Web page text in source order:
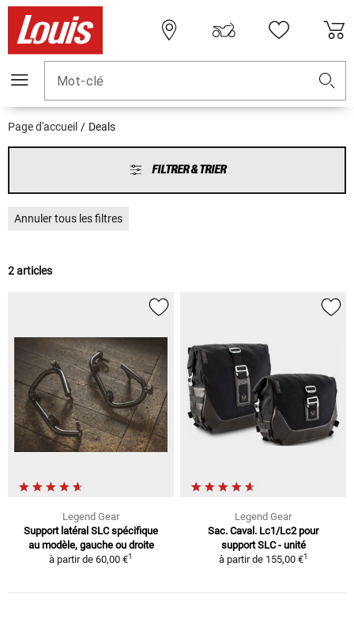
Mot-clé
Page d'accueil Deals
FILTRER & TRIER
Annuler tous les filtres
2 articles
Legend Gear
Support latéral SLC spécifique
au modèle, gauche ou droite
à partir de 60,00 €1
Legend Gear
Sac. Caval. Lc1/Lc2 pour
support SLC - unité
à partir de 155,00 €1